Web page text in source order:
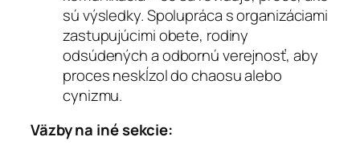
sú výsledky. Spolupráca s organizáciami
zastupujúcimi obete, rodiny
odsúdených a odbornú verejnosť, aby
proces neskĺzol do chaosu alebo
cynizmu.
Väzby na iné sekcie: